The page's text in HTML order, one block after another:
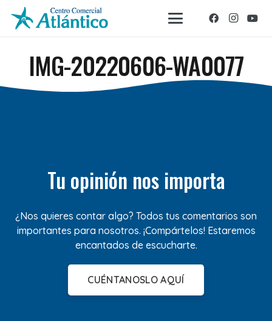
IMG-20220606-WA0077
Tu opinión nos importa
¿Nos quieres contar algo? Todos tus comentarios son
importantes para nosotros. ¡Compártelos! Estaremos
encantados de escucharte.
CUÉNTANOSLO AQUÍ